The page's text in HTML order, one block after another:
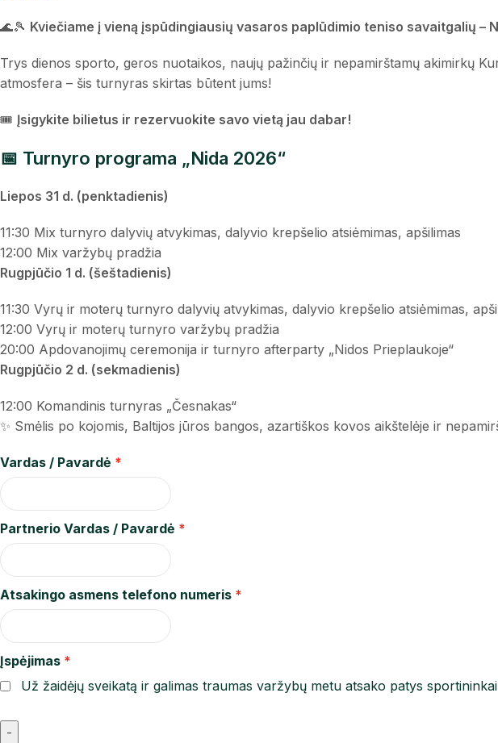
🌊🎾 Kviečiame į vieną įspūdingiausių vasaros paplūdimio teniso savaitgalių –
Trys dienos sporto, geros nuotaikos, naujų pažinčių ir nepamirštamų akimirkų
atmosfera – šis turnyras skirtas būtent jums!
🎟️ Įsigykite bilietus ir rezervuokite savo vietą jau dabar!
📅 Turnyro programa „Nida 2026“
Liepos 31 d. (penktadienis)
11:30 Mix turnyro dalyvių atvykimas, dalyvio krepšelio atsiėmimas, apšilimas
12:00 Mix varžybų pradžia
Rugpjūčio 1 d. (šeštadienis)
11:30 Vyrų ir moterų turnyro dalyvių atvykimas, dalyvio krepšelio atsiėmimas,
12:00 Vyrų ir moterų turnyro varžybų pradžia
20:00 Apdovanojimų ceremonija ir turnyro afterparty „Nidos Prieplaukoje“
Rugpjūčio 2 d. (sekmadienis)
12:00 Komandinis turnyras „Česnakas“
✨ Smėlis po kojomis, Baltijos jūros bangos, azartiškos kovos aikštelėje ir
Vardas / Pavardė
Partnerio Vardas / Pavardė
Atsakingo asmens telefono numeris
Įspėjimas
Už žaidėjų sveikatą ir galimas traumas varžybų metu atsako patys